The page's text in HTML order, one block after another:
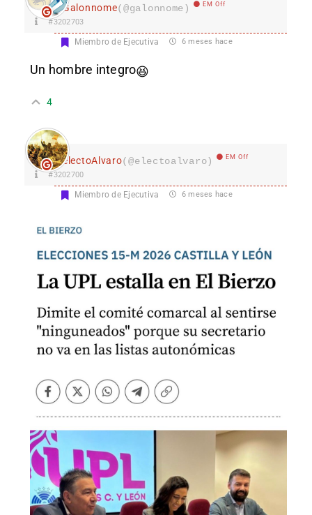
Galonnome(@galonnome) EM Off
#3202703
Miembro de Ejecutiva 6 meses hace
Un hombre integro😆
4
electoAlvaro(@electoalvaro) EM Off
#3202700
Miembro de Ejecutiva 6 meses hace